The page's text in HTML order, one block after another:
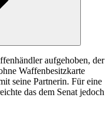
aufgehoben, der
Waffenbesitzkarte
seine Partnerin. Für eine
das dem Senat jedoch